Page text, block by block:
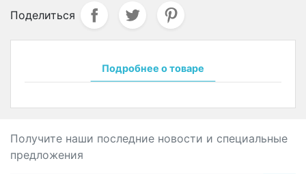
Поделиться
Подробнее о товаре
Получите наши последние новости и специальные
предложения